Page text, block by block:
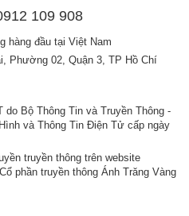
109 908
hàng đầu tại Việt Nam
Phường 02, Quận 3, TP Hồ Chí
do Bộ Thông Tin và Truyền Thông -
và Thông Tin Điện Tử cấp ngày
truyền thông trên website
phần truyền thông Ánh Trăng Vàng